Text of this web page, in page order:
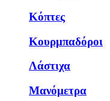
Κόπτες
Κουρμπαδόροι
Λάστιχα
Μανόμετρα